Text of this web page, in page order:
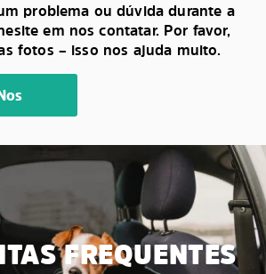
problema ou dúvida durante a
em nos contatar. Por favor,
fotos – isso nos ajuda muito.
FREQUENTES